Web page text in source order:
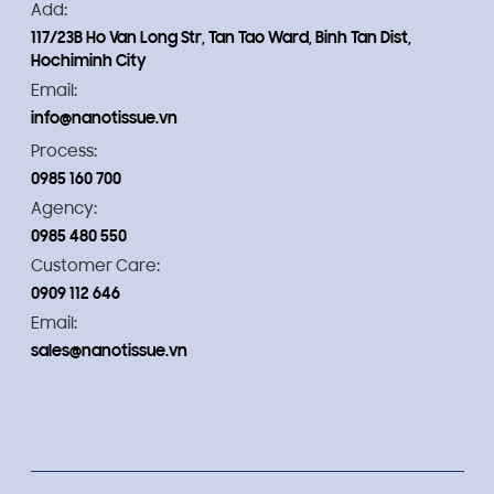
Add:
117/23B Ho Van Long Str, Tan Tao Ward, Binh Tan Dist,
Hochiminh City
Email:
info@nanotissue.vn
Process:
0985 160 700
Agency:
0985 480 550
Customer Care:
0909 112 646
Email:
sales@nanotissue.vn